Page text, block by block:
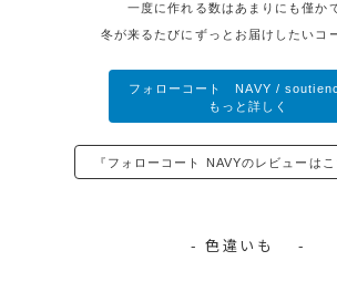
一度に作れる数はあまりにも僅か
冬が来るたびにずっとお届けしたいコ
フォローコート NAVY /
もっと詳しく
『フォローコート NAVYのレビューはこ
- 色違いも -